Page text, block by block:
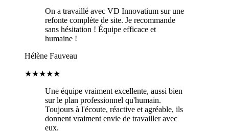
On a travaillé avec VD Innovatium sur une
refonte complète de site. Je recommande
sans hésitation ! Équipe efficace et
humaine !
Hélène Fauveau
★★★★★
Une équipe vraiment excellente, aussi bien
sur le plan professionnel qu'humain.
Toujours à l'écoute, réactive et agréable, ils
donnent vraiment envie de travailler avec
eux.